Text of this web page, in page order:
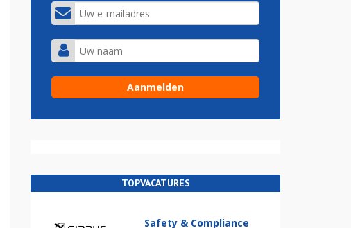
TOPVACATURES
Safety & Compliance